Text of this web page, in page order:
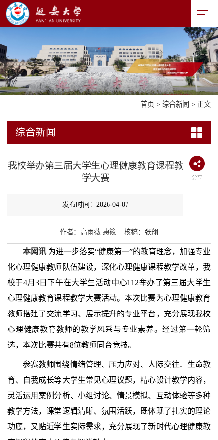
首页 > 综合新闻 > 正文
综合新闻
我校举办第三届大学生心理健康教育课程教
学大赛
分享
发布时间：2026-04-07
作者：高雨薇 惠筱 核稿：张翔
本网讯 为进一步落实“健康第一”的教育理念，加强专业
化心理健康教师队伍建设，深化心理健康课程教学改革，我
校于4月3日下午在大学生活动中心112举办了第三届大学生
心理健康教育课程教学大赛活动。本次比赛为心理健康教育
教师搭建了交流学习、展示提升的专业平台，充分展现我校
心理健康教育教师的教学风采与专业素养。经过第一轮筛
选，本次比赛共有8位教师同台竞技。
参赛教师围绕情绪管理、压力应对、人际交往、生命教
育、自我成长等大学生常见心理议题，精心设计教学内容，
灵活运用案例分析、小组讨论、情景模拟、互动体验等多种
教学方法，课堂逻辑清晰、氛围活跃，既体现了扎实的理论
功底，又贴近学生实际需求，充分展现了新时代心理健康教